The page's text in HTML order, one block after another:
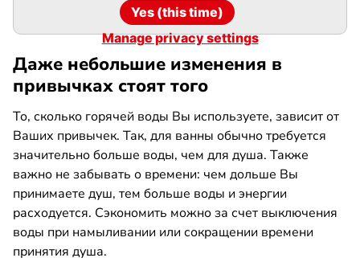
Yes (this time)
Manage privacy settings
Даже небольшие изменения в
привычках стоят того
То, сколько горячей воды Вы используете, зависит от
Ваших привычек. Так, для ванны обычно требуется
значительно больше воды, чем для душа. Также
важно не забывать о времени: чем дольше Вы
принимаете душ, тем больше воды и энергии
расходуется. Сэкономить можно за счет выключения
воды при намыливании или сокращении времени
принятия душа.